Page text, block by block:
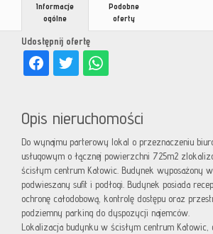
Udostępnij ofertę
Informacje
ogólne
Podobne
oferty
Opis nieruchomości
Do wynajmu parterowy lokal o przeznaczeniu
usługowym o łącznej powierzchni 725m2
ścisłym centrum Katowic. Budynek wyposażony
podwieszany sufit i podłogi. Budynek posiada
ochronę całodobową, kontrolę dostępu oraz
podziemny parking do dyspozycji najemców.
Lokalizacja budynku w ścisłym centrum Katowic,